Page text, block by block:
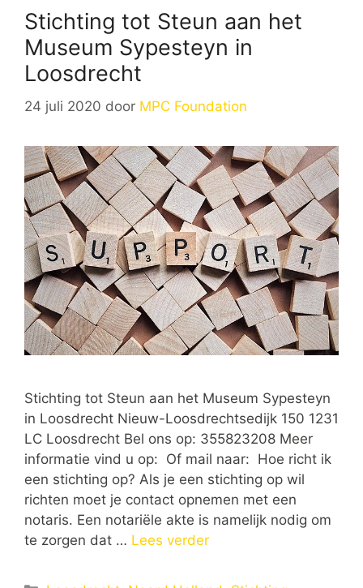
Stichting tot Steun aan het
Museum Sypesteyn in
Loosdrecht
24 juli 2020 door MPC Foundation
Stichting tot Steun aan het Museum Sypesteyn
in Loosdrecht Nieuw-Loosdrechtsedijk 150 1231
LC Loosdrecht Bel ons op: 355823208 Meer
informatie vind u op: Of mail naar: Hoe richt ik
een stichting op? Als je een stichting op wil
richten moet je contact opnemen met een
notaris. Een notariële akte is namelijk nodig om
te zorgen dat … Lees verder